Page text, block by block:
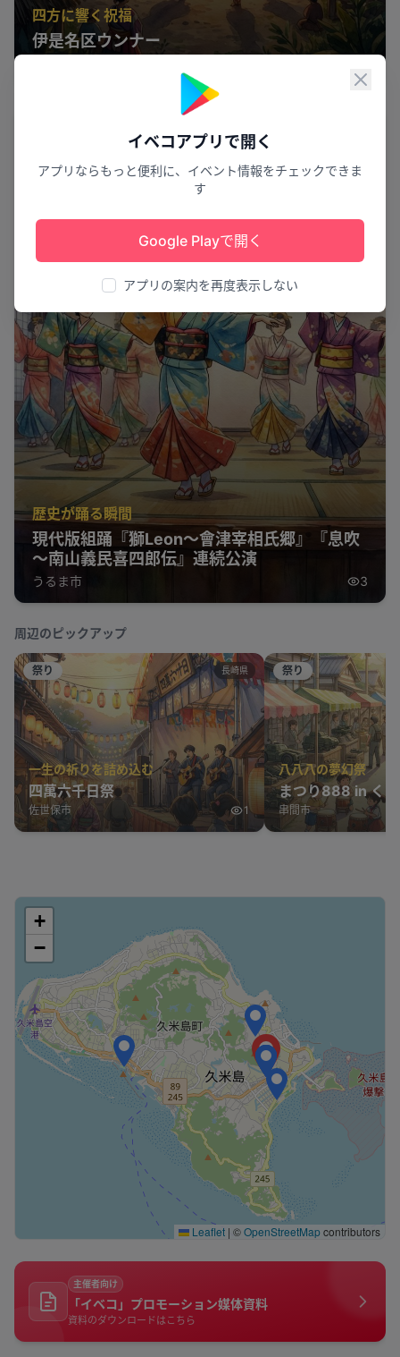
閉じ
イベコアプリで開く
アプリならもっと便利に、イベント情報をチェックできま
す
Google Playで開く
アプリの案内を再度表示しない
四方に響く祝福
伊是名区ウンナー
歴史が踊る瞬間
現代版組踊『獅Leon～會津宰相氏郷』『息吹
～南山義民喜四郎伝』連続公演
うるま市 3
周辺のピックアップ
祭り 長崎県
一生の祈りを詰め込む
四萬六千日祭
佐世保市 1
祭り
八八八の夢幻祭
まつり888 in く
串間市
+
−
Leaflet | ©OpenStreetMapcontributors
主催者向け
「イベコ」プロモーション媒体資料
資料のダウンロードはこちら